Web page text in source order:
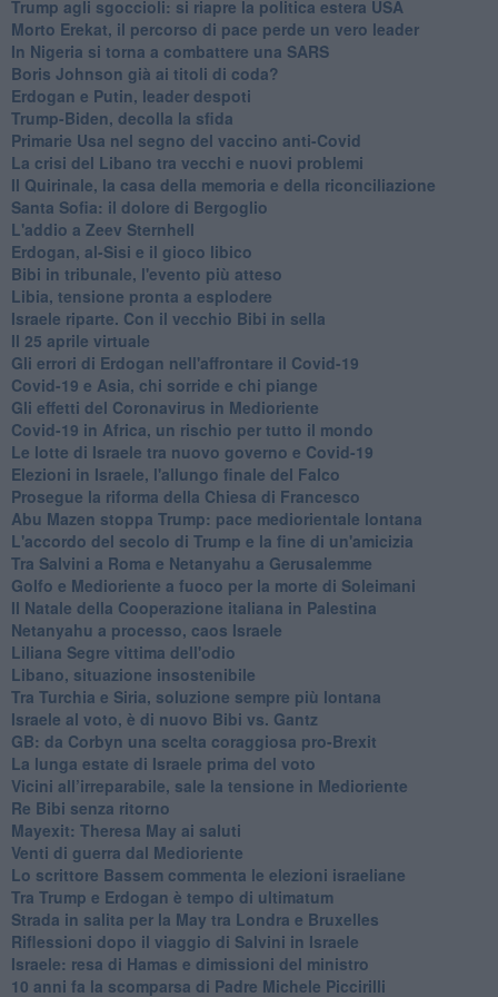
Trump agli sgoccioli: si riapre la politica estera USA
Morto Erekat, il percorso di pace perde un vero leader
In Nigeria si torna a combattere una SARS
Boris Johnson già ai titoli di coda?
Erdogan e Putin, leader despoti
Trump-Biden, decolla la sfida
Primarie Usa nel segno del vaccino anti-Covid
La crisi del Libano tra vecchi e nuovi problemi
Il Quirinale, la casa della memoria e della riconciliazione
Santa Sofia: il dolore di Bergoglio
L'addio a ​Zeev Sternhell
Erdogan, al-Sisi e il gioco libico
Bibi in tribunale, l'evento più atteso
Libia, tensione pronta a esplodere
Israele riparte. Con il vecchio Bibi in sella
Il 25 aprile virtuale
Gli errori di Erdogan nell'affrontare il Covid-19
Covid-19 e Asia, chi sorride e chi piange
Gli effetti del Coronavirus in Medioriente
Covid-19 in Africa, un rischio per tutto il mondo
Le lotte di Israele tra nuovo governo e Covid-19
Elezioni in Israele, l'allungo finale del Falco
Prosegue la riforma della Chiesa di Francesco
Abu Mazen stoppa Trump: pace mediorientale lontana
L'accordo del secolo di Trump e la fine di un'amicizia
Tra Salvini a Roma e Netanyahu a Gerusalemme
Golfo e Medioriente a fuoco per la morte di Soleimani
Il Natale della Cooperazione italiana in Palestina
Netanyahu a processo, caos Israele
Liliana Segre vittima dell'odio
Libano, situazione insostenibile
Tra Turchia e Siria, soluzione sempre più lontana
Israele al voto, è di nuovo Bibi vs. Gantz
GB: da Corbyn una scelta coraggiosa pro-Brexit
La lunga estate di Israele prima del voto
Vicini all’irreparabile, sale la tensione in Medioriente
Re Bibi senza ritorno
Mayexit: Theresa May ai saluti
Venti di guerra dal Medioriente
Lo scrittore Bassem commenta le elezioni israeliane
Tra Trump e Erdogan è tempo di ultimatum
Strada in salita per la May tra Londra e Bruxelles
Riflessioni dopo il viaggio di Salvini in Israele
Israele: resa di Hamas e dimissioni del ministro
10 anni fa la scomparsa di Padre Michele Piccirilli